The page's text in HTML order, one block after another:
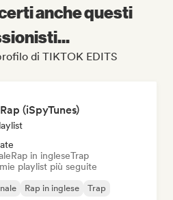
anche questi
di TIKTOK EDITS
(iSpyTunes)
Rap in ingleseTrap
playlist più seguite
Rap in inglese Trap